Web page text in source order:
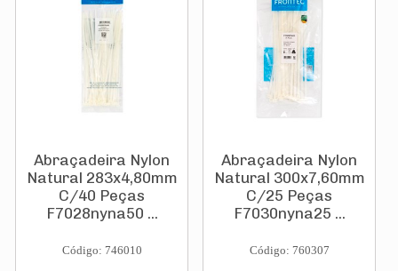
Abraçadeira Nylon
Natural 283x4,80mm
C/40 Peças
F7028nyna50 ...
Código: 746010
Abraçadeira Nylon
Natural 300x7,60mm
C/25 Peças
F7030nyna25 ...
Código: 760307